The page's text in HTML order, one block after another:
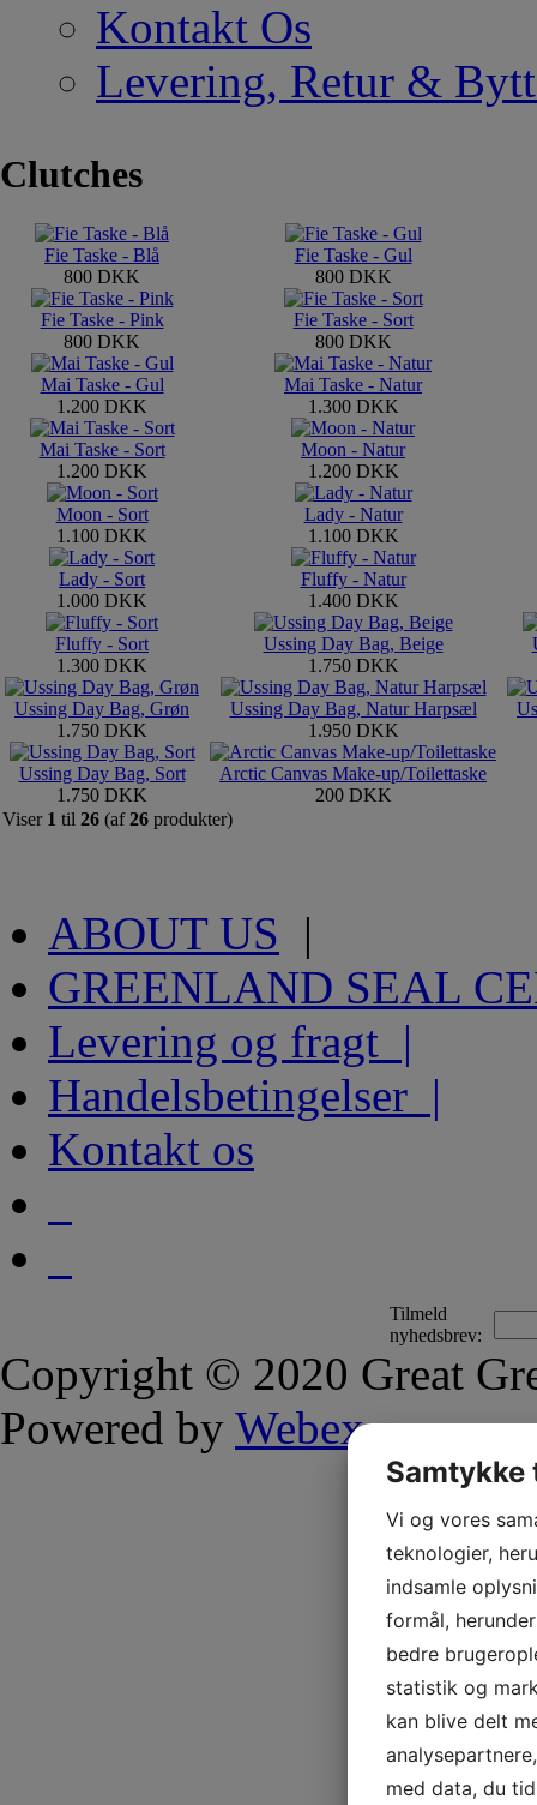
Kontakt Os
Levering, Retur &
Clutches
Fie Taske - Blå
800 DKK
Fie Taske - Gul
800 DKK
Fie Taske - Pink
800 DKK
Fie Taske - Sort
800 DKK
Mai Taske - Gul
1.200 DKK
Mai Taske - Natur
1.300 DKK
Mai Taske - Sort
1.200 DKK
Moon - Natur
1.200 DKK
Moon - Sort
1.100 DKK
Lady - Natur
1.100 DKK
Lady - Sort
1.000 DKK
Fluffy - Natur
1.400 DKK
Fluffy - Sort
1.300 DKK
Ussing Day Bag, Beige
1.750 DKK
Ussing Day Bag, Grøn
1.750 DKK
Ussing Day Bag, Natur Harpsæl
1.950 DKK
Ussing Day Bag, Sort
1.750 DKK
Arctic Canvas Make-up/Toilettaske
200 DKK
Viser 1 til 26 (af26 produkter)
ABOUT US |
GREENLAND SEAL
Levering og fragt |
Handelsbetingelser |
Kontakt os
Tilmeld
nyhedsbrev:
Copyright © 2020 Great
Powered by Webex
Vi og vores
teknologier,
indsamle
formål,
bedre
statistik og
kan blive delt
med data, du